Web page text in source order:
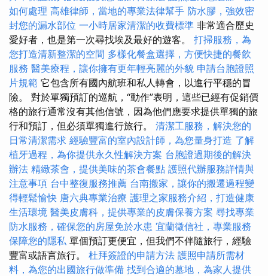
如何處理 高雄律師，當地的專業法律幫手 防水膠，強效密
封您的漏水部位 一小時居家清潔的收費標準 非常適合歷史
愛好者，也是第一次尋找埃及最好的遊客。 打掃服務，為
您打造清新整潔的空間 多樣化餐盒選擇，方便快捷的餐飲
服務 醫美療程，讓你擁有更年輕亮麗的外貌 申請台胞證照
片規範 它包含所有國內航班和私人轉會，以進行平穩的冒
險。 對於單獨預訂的巡航，“動作”表明，這些已經有促銷價
格的旅行通常沒有其他信號，因為他們應要求提供單獨的旅
行和預訂，但必須單獨進行旅行。 清潔工服務，解決您的
日常清潔需求 經驗豐富的室內設計師，為您量身打造 了解
植牙過程，為你提供永久性解決方案 台胞證過期後的解決
辦法 精緻茶會，提供美味的茶會餐點 護照代辦服務詳情與
注意事項 台中整復服務推薦 台南搬家，讓你的搬遷過程變
得輕鬆愉快 唐六典專業治療 護理之家服務介紹，打造健康
生活環境 醫美皮膚科，提供專業的皮膚保養方案 尋找專業
防水服務，確保您的房屋免於水患 宜蘭徵信社，專業服務
保障您的隱私 單個預訂更便宜，但我們不伴隨旅行，經驗
豐富或語言旅行。 杜拜簽證的申請方法 護照申請所需材
料，為您的出國旅行做準備 找到合適的墓地，為家人提供